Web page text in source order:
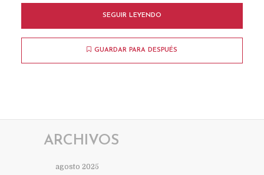
SEGUIR LEYENDO
GUARDAR PARA DESPUÉS
ARCHIVOS
agosto 2025